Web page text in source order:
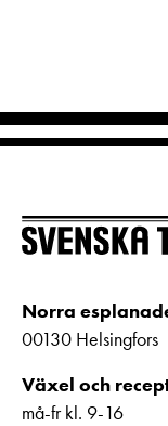
Norra
00130 Helsingfors
Växel och
må-fr kl. 9-16